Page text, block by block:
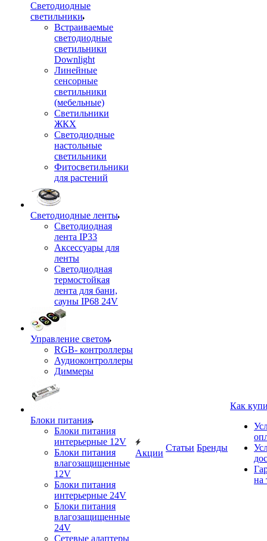
Светодиодные
светильники
Встраиваемые
светодиодные
светильники
Downlight
Линейные
сенсорные
светильники
(мебельные)
Светильники
ЖКХ
Светодиодные
настольные
светильники
Фитосветильники
для растений
Светодиодные ленты
Светодиодная
лента IP33
Аксессуары для
ленты
Светодиодная
термостойкая
лента для бани,
сауны IP68 24V
Управление светом
RGB- контроллеры
Аудиоконтроллеры
Диммеры
Блоки питания
Блоки питания
интерьерные 12V
Блоки питания
влагозащищенные
12V
Блоки питания
интерьерные 24V
Блоки питания
влагозащищенные
24V
Сетевые адаптеры
Акции
Статьи Бренды
Как
на